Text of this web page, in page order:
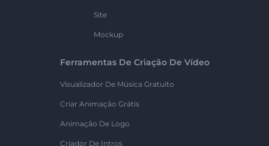
Site
Mockup
Ferramentas De Criação De Vídeo
Visualizador De Música Gratuito
Criar Animação Grátis
Animação De Logo
Criador De Intros